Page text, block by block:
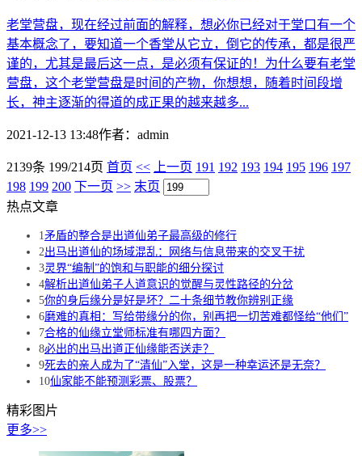
老堂营盘，现在经过前面的解释，想必你已经对于堂口有一个
基本概念了，要知道一个香堂从它立，倒它的传承，都是很严
谨的，尤其是最后这一点，是必须有保证的！为什么要有老堂
营盘，这个老堂营盘是时间的产物，你想想，随着时间段增
长，神主逐渐的得道的成正果的越来越多...
2021-12-13 13:48作者： admin
2139条 199/214页 首页 << 上一页 191 192 193 194 195 196 197
198 199 200 下一页 >> 末页
热点文章
1矛盾的整合是出道仙弟子最高级的修行
2出马出道仙的场域混乱：网络与信息带来的交叉干扰
3灵界“编制”的饱和与职能的细分探讨
4解析出道仙弟子人道意识的觉醒与灵性路径的分岔
5你的身后缘分是好是坏？二十条细节教你辨别正缘
6磨难的真相：写给带缘分的你，别再把一切苦难都怪给“他们”
7合格的仙缘立堂师标准有哪四方面？
8必出的出马出道正仙缘能否送走？
9死去的亲人成为了“清仙”入堂，这是一种幸运还是无奈？
10仙家能不能预测彩票、股票？
精彩图片
更多>>